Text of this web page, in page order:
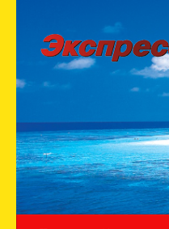
Skip to content